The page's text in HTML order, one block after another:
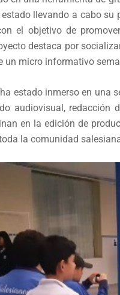
llevando a cabo
el objetivo de
destaca por
un micro informativo
estado inmerso en una
audiovisual,
en la edición de
la comunidad